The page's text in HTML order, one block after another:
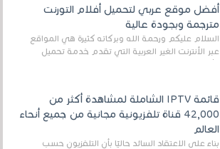
أفضل موقع عربي لتحميل أفلام التورنت
مترجمة وبجودة عالية
السلام عليكم ورحمة الله وبركاته كثيرة هي المواقع
عبر الأنترنت الغير العربية التي تقدم خدمة تحميل
الأفلام على التورنت ، ومعظم هذه المواقع ل...
قائمة IPTV الشاملة لمشاهدة أكثر من
42,000 قناة تلفزيونية مجانية من جميع أنحاء
العالم
بناءً على الاعتقاد السائد حاليًا بأن التلفزيون حسب